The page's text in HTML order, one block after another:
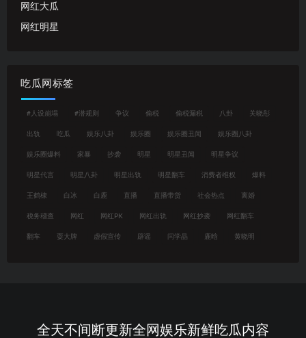
网红大瓜
网红明星
吃瓜网标签
#人设崩塌 #潜规则 争议 偷税 偷税漏税 八卦 关晓彤
出轨 吃瓜 娱乐八卦 娱乐圈 娱乐圈丑闻 娱乐圈八卦
娱乐圈爆料 家暴 抄袭 明星 明星丑闻 明星争议
明星代言 明星八卦 明星出轨 明星翻车 消费者维权 爆料
王鹤棣 白冰 白鹿 直播 直播带货 社会热点 离婚
税务稽查 网红 网红PK 网红出轨 网红抄袭 网红翻车
翻车 耍大牌 虚假宣传 辟谣 闫学晶 鹿晗 黄晓明
全天不间断更新全网娱乐新鲜吃瓜内容